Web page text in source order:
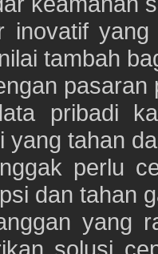
inovatif
tambah
pasaran
pribadi
yang tahan
perlu
dan tahan
yang